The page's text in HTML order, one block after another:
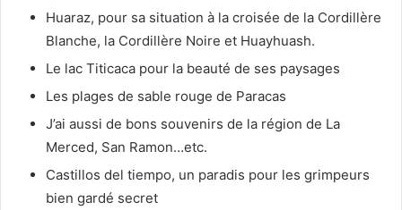
Huaraz, pour sa situation à la croisée de la Cordillère
Blanche, la Cordillère Noire et Huayhuash.
Le lac Titicaca pour la beauté de ses paysages
Les plages de sable rouge de Paracas
J’ai aussi de bons souvenirs de la région de La
Merced, San Ramon…etc.
Castillos del tiempo, un paradis pour les grimpeurs
bien gardé secret